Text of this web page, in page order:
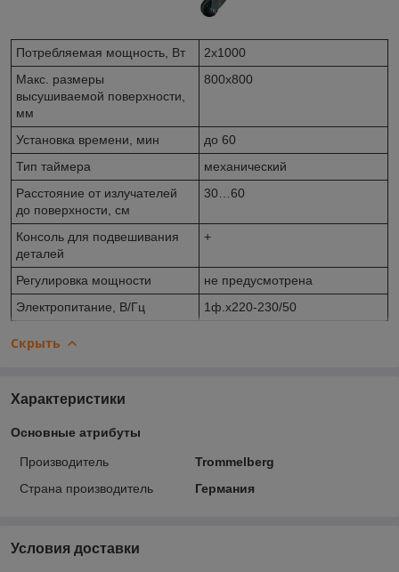
Потребляемая мощность, Вт
2х1000
Макс. размеры
высушиваемой поверхности,
мм
800х800
Установка времени, мин
до 60
Тип таймера
механический
Расстояние от излучателей
до поверхности, см
30…60
Консоль для подвешивания
деталей
+
Регулировка мощности
не предусмотрена
Электропитание, В/Гц
1ф.х220-230/50
Скрыть
Характеристики
Основные атрибуты
Производитель
Trommelberg
Страна производитель
Германия
Условия доставки